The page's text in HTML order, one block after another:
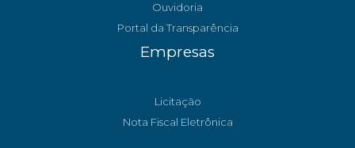
Ouvidoria
Portal da Transparência
Empresas
Licitação
Nota Fiscal Eletrônica